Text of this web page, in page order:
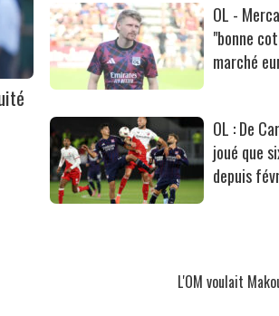
OL -
"bonne
marché
OL : De
joué que
depuis
L'OM voulait